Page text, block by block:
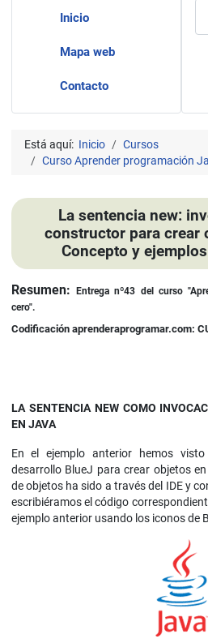
Inicio
Mapa web
Contacto
Está aquí: Inicio
Cursos
Curso Aprender programación
La sentencia new:
constructor para crear
Concepto y
Detalles
Resumen:
Entrega nº43 del curso
cero".
Codificación aprenderaprogramar.com:
LA SENTENCIA NEW COMO
EN JAVA
En el ejemplo anterior hemos
desarrollo BlueJ para crear objetos
de objetos ha sido a través del IDE y
escribiéramos el código
ejemplo anterior usando los iconos de